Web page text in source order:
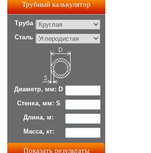
Трубный калькулятор
Труба
Сталь
Диаметр, мм: D
Стенка, мм: S
Длина, м:
Масса, кг: